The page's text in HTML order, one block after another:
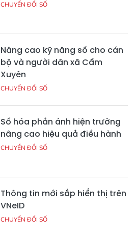
CHUYỂN ĐỔI SỐ
Nâng cao kỹ năng số cho cán
bộ và người dân xã Cẩm
Xuyên
CHUYỂN ĐỔI SỐ
Số hóa phản ánh hiện trường
nâng cao hiệu quả điều hành
CHUYỂN ĐỔI SỐ
Thông tin mới sắp hiển thị trên
VNeID
CHUYỂN ĐỔI SỐ